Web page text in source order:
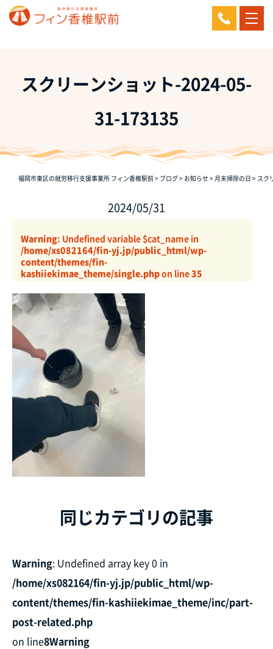
スクリーンショット-2024-05-
31-173135
福岡市東区の就労移行支援事業所 フィン香椎駅前> ブログ> お知らせ> 月末掃除の日 > スク
2024/05/31
Warning: Undefined variable $cat_name in
/home/xs082164/fin-yj.jp/public_html/wp-
content/themes/fin-
kashiiekimae_theme/single.phpon line35
同じカテゴリの記事
Warning: Undefined array key 0 in
/home/xs082164/fin-yj.jp/public_html/wp-
content/themes/fin-kashiiekimae_theme/inc/part-
post-related.php
on line8Warning